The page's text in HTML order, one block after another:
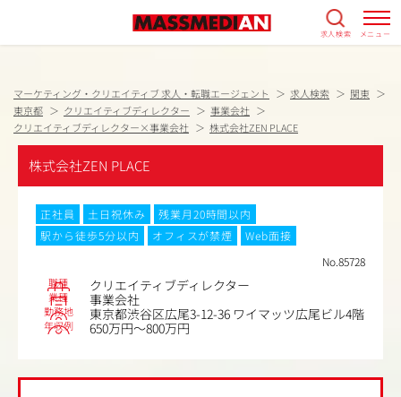
求人検索 メニュー
マーケティング・クリエイティブ 求人・転職エージェント 求人検索
関東
東京都
クリエイティブディレクター
事業会社
クリエイティブディレクター×事業会社
株式会社ZEN PLACE
株式会社ZEN PLACE
正社員 土日祝休み
残業月20時間以内
駅から徒歩5分以内
オフィスが禁煙
Web面接
No.85728
職種 クリエイティブディレクター
業種 事業会社
勤務地 東京都渋谷区広尾3-12-36 ワイマッツ広尾ビル4階
年収例 650万円～800万円